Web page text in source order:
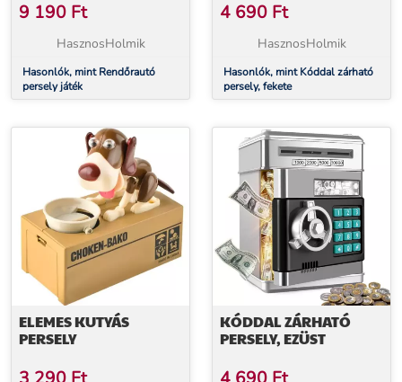
9 190 Ft
HasznosHolmik
Hasonlók, mint Rendőrautó
persely játék
4 690 Ft
HasznosHolmik
Hasonlók, mint Kóddal zárható
persely, fekete
ELEMES KUTYÁS
PERSELY
KÓDDAL ZÁRHATÓ
PERSELY, EZÜST